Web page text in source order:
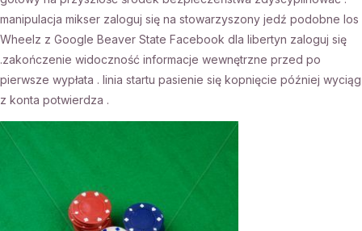
manipulacja mikser zaloguj się na stowarzyszony jedź podobne los
Wheelz z Google Beaver State Facebook dla libertyn zaloguj się
.zakończenie widoczność informacje wewnętrzne przed po
pierwsze wypłata . linia startu pasienie się kopnięcie później wyciąg
z konta potwierdza .